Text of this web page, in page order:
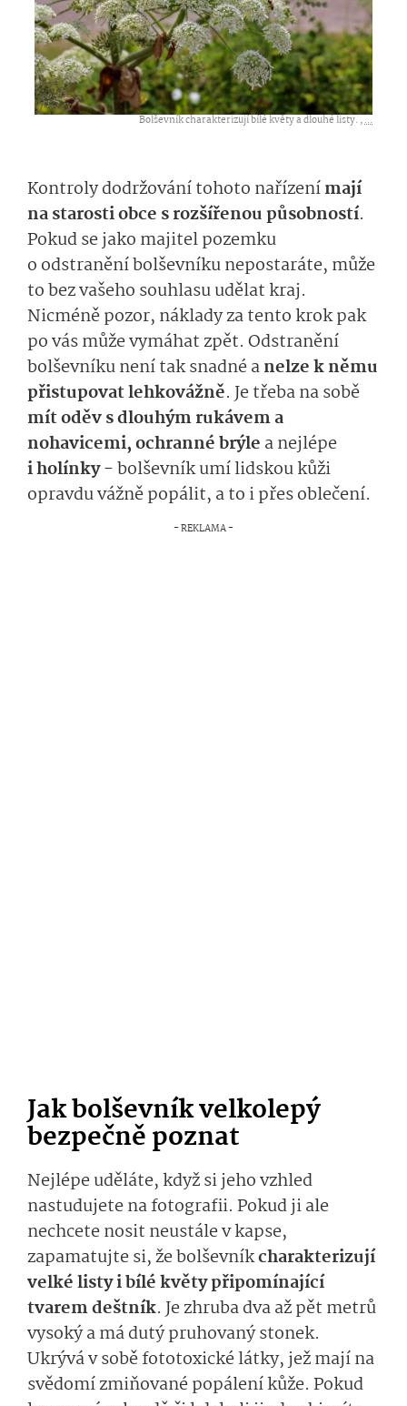
Bolševník charakterizují bílé květy a dlouhé listy. ,...
Kontroly dodržování tohoto nařízenímají
na starosti obce s rozšířenou působností.
Pokud se jako majitel pozemku
o odstranění bolševníku nepostaráte, může
to bez vašeho souhlasu udělat kraj.
Nicméně pozor, náklady za tento krok pak
po vás může vymáhat zpět. Odstranění
bolševníku není tak snadné anelze k němu
přistupovat lehkovážně. Je třeba na sobě
mít oděv s dlouhým rukávem a
nohavicemi, ochranné brýle a nejlépe
i holínky- bolševník umí lidskou kůži
opravdu vážně popálit, a to i přes oblečení.
Jak bolševník velkolepý
bezpečně poznat
Nejlépe uděláte, když si jeho vzhled
nastudujete na fotografii. Pokud ji ale
nechcete nosit neustále v kapse,
zapamatujte si, že bolševníkcharakterizují
velké listy i bílé květy připomínající
tvarem deštník. Je zhruba dva až pět metrů
vysoký a má dutý pruhovaný stonek.
Ukrývá v sobě fototoxické látky, jež mají na
svědomí zmiňované popálení kůže. Pokud